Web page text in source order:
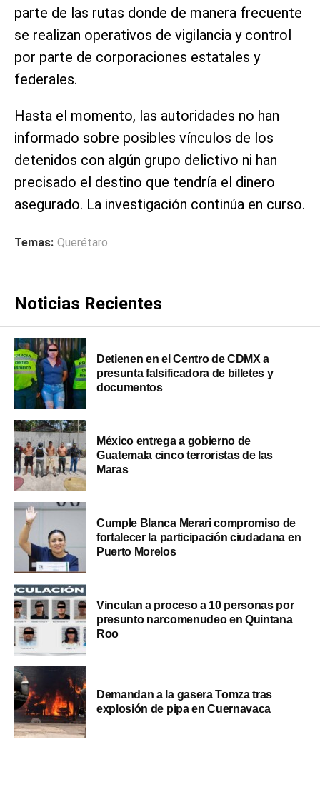
parte de las rutas donde de manera frecuente
se realizan operativos de vigilancia y control
por parte de corporaciones estatales y
federales.
Hasta el momento, las autoridades no han
informado sobre posibles vínculos de los
detenidos con algún grupo delictivo ni han
precisado el destino que tendría el dinero
asegurado. La investigación continúa en curso.
Temas: Querétaro
Noticias Recientes
Detienen en el Centro de CDMX a
presunta falsificadora de billetes y
documentos
México entrega a gobierno de
Guatemala cinco terroristas de las
Maras
Cumple Blanca Merari compromiso de
fortalecer la participación ciudadana en
Puerto Morelos
Vinculan a proceso a 10 personas por
presunto narcomenudeo en Quintana
Roo
Demandan a la gasera Tomza tras
explosión de pipa en Cuernavaca